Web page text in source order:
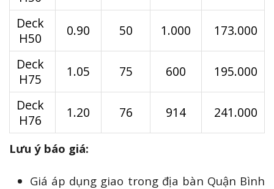
Deck
H50
0.90 50 1.000 173.000
Deck
H75
1.05 75 600 195.000
Deck
H76
1.20 76 914 241.000
Lưu ý báo giá:
Giá áp dụng giao trong địa bàn Quận Bình